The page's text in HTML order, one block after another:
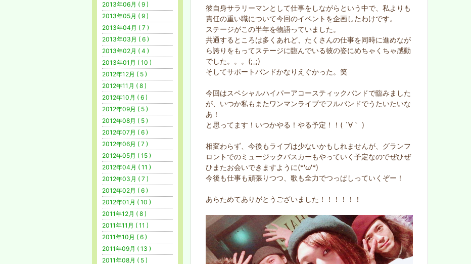
彼自身サラリーマンとして仕事をしながらという中で、私よりも
責任の重い職について今回のイベントを企画したわけです。
ステージがこの半年を物語っていました。
共通するところは多くあれど、たくさんの仕事を同時に進めなが
ら誇りをもってステージに臨んでいる彼の姿にめちゃくちゃ感動
でした。。。(;_;)
そしてサポートバンドかなりえぐかった。笑
今回はスペシャルハイパーアコースティックバンドで臨みました
が、いつか私もまたワンマンライブでフルバンドでうたいたいな
あ！
と思ってます！いつかやる！やる予定！！( ´∀｀ )
相変わらず、今後もライブは少ないかもしれませんが、グランフ
ロントでのミュージックバスカーもやっていく予定なのでぜひぜ
ひまたお会いできますように(*'ω'*)
今後も仕事も頑張りつつ、歌も全力でつっぱしっていくぞー！
あらためてありがとうございました！！！！！！
2013年06月 ( 9 )
2013年05月 ( 9 )
2013年04月 ( 7 )
2013年03月 ( 6 )
2013年02月 ( 4 )
2013年01月 ( 10 )
2012年12月 ( 5 )
2012年11月 ( 8 )
2012年10月 ( 6 )
2012年09月 ( 5 )
2012年08月 ( 5 )
2012年07月 ( 6 )
2012年06月 ( 7 )
2012年05月 ( 15 )
2012年04月 ( 11 )
2012年03月 ( 7 )
2012年02月 ( 6 )
2012年01月 ( 10 )
2011年12月 ( 8 )
2011年11月 ( 11 )
2011年10月 ( 6 )
2011年09月 ( 13 )
2011年08月 ( 5 )